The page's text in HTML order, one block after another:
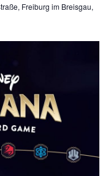
Freiburg im Breisgau,